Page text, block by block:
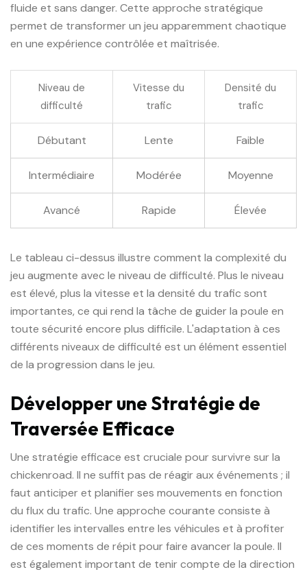
fluide et sans danger. Cette approche stratégique
permet de transformer un jeu apparemment chaotique
en une expérience contrôlée et maîtrisée.
Niveau de
difficulté
Vitesse du
trafic
Densité du
trafic
Débutant Lente Faible
Intermédiaire Modérée Moyenne
Avancé Rapide Élevée
Le tableau ci-dessus illustre comment la complexité du
jeu augmente avec le niveau de difficulté. Plus le niveau
est élevé, plus la vitesse et la densité du trafic sont
importantes, ce qui rend la tâche de guider la poule en
toute sécurité encore plus difficile. L'adaptation à ces
différents niveaux de difficulté est un élément essentiel
de la progression dans le jeu.
Développer une Stratégie de
Traversée Efficace
Une stratégie efficace est cruciale pour survivre sur la
chickenroad. Il ne suffit pas de réagir aux événements ; il
faut anticiper et planifier ses mouvements en fonction
du flux du trafic. Une approche courante consiste à
identifier les intervalles entre les véhicules et à profiter
de ces moments de répit pour faire avancer la poule. Il
est également important de tenir compte de la direction